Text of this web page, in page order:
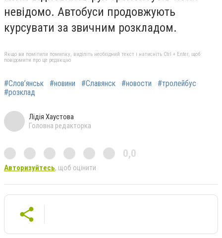
невідомо. Автобуси продовжують
курсувати за звичним розкладом.
Якщо ви помітили помилку, виділіть необхідний текст і натисніть Ctrl + Enter, щоб
повідомити про це редакцію
#Слов’янськ #новини #Славянск #новости
#тролейбус
#розклад
Лідія Хаустова
Головна редакторка
0,0
Авторизуйтесь, щоб оцінити